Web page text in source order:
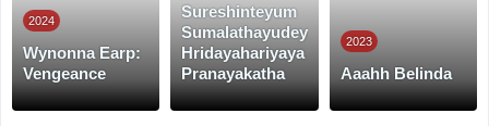
2024
Wynonna Earp:
Vengeance
Sureshinteyum
Sumalathayudeyum
Hridayahariyaya
Pranayakatha
2023
Aaahh Belinda